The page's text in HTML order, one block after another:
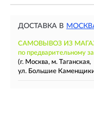
ДОСТАВКА В
САМОВЫВОЗ ИЗ
по предварительному
(г. Москва, м. Таганская,
ул. Большие